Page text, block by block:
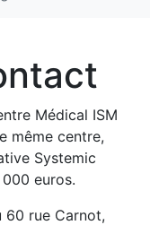
Médical ISM
même centre,
Systemic
euros.
60 rue Carnot,